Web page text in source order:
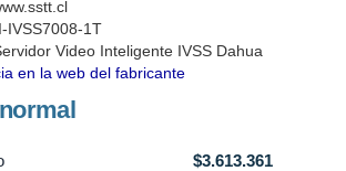
IVSS7008-1T
Video Inteligente IVSS Dahua
en la web del fabricante
$3.613.361